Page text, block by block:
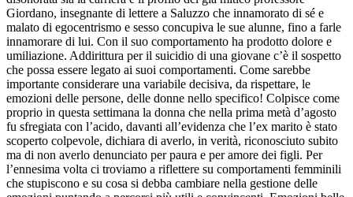
Giordano, insegnante di lettere a Saluzzo che innamorato di sé e
malato di egocentrismo e sesso concupiva le sue alunne, fino a farle
innamorare di lui. Con il suo comportamento ha prodotto dolore e
umiliazione. Addirittura per il suicidio di una giovane c’è il sospetto
che possa essere legato ai suoi comportamenti. Come sarebbe
importante considerare una variabile decisiva, da rispettare, le
emozioni delle persone, delle donne nello specifico! Colpisce come
proprio in questa settimana la donna che nella prima metà d’agosto
fu sfregiata con l’acido, davanti all’evidenza che l’ex marito è stato
scoperto colpevole, dichiara di averlo, in verità, riconosciuto subito
ma di non averlo denunciato per paura e per amore dei figli. Per
l’ennesima volta ci troviamo a riflettere su comportamenti femminili
che stupiscono e su cosa si debba cambiare nella gestione delle